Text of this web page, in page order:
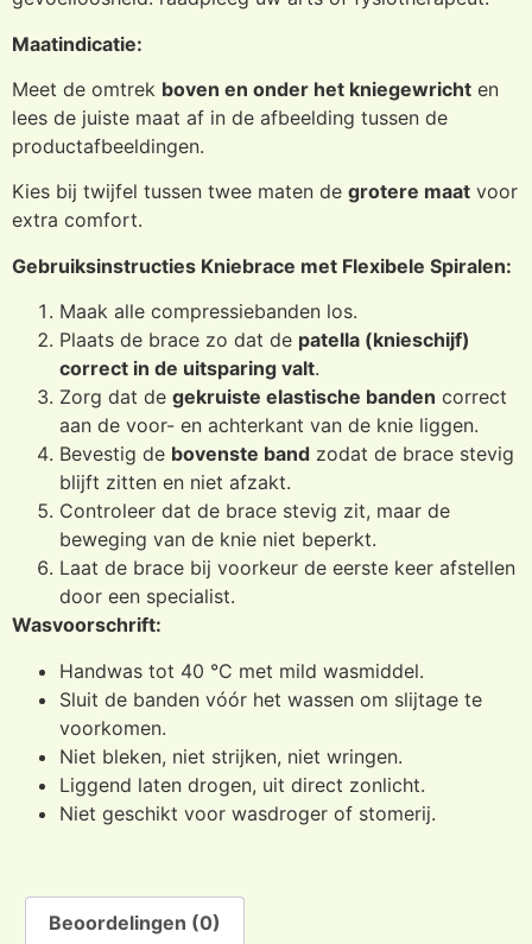
Maatindicatie:
Meet de omtrek boven en onder het kniegewricht en
lees de juiste maat af in de afbeelding tussen de
productafbeeldingen.
Kies bij twijfel tussen twee maten de grotere maat voor
extra comfort.
Gebruiksinstructies Kniebrace met Flexibele Spiralen:
Maak alle compressiebanden los.
Plaats de brace zo dat de patella (knieschijf)
correct in de uitsparing valt.
Zorg dat de gekruiste elastische banden correct
aan de voor- en achterkant van de knie liggen.
Bevestig de bovenste band zodat de brace stevig
blijft zitten en niet afzakt.
Controleer dat de brace stevig zit, maar de
beweging van de knie niet beperkt.
Laat de brace bij voorkeur de eerste keer afstellen
door een specialist.
Wasvoorschrift:
Handwas tot 40 °C met mild wasmiddel.
Sluit de banden vóór het wassen om slijtage te
voorkomen.
Niet bleken, niet strijken, niet wringen.
Liggend laten drogen, uit direct zonlicht.
Niet geschikt voor wasdroger of stomerij.
Beoordelingen (0)